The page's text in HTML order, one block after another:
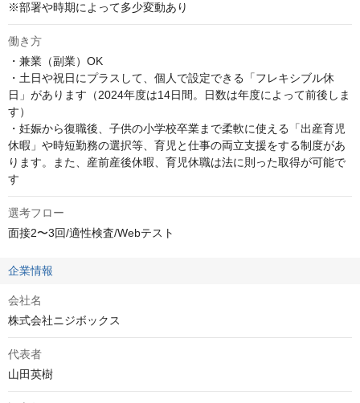
※部署や時期によって多少変動あり
働き方
・兼業（副業）OK
・土日や祝日にプラスして、個人で設定できる「フレキシブル休
日」があります（2024年度は14日間。日数は年度によって前後しま
す）
・妊娠から復職後、子供の小学校卒業まで柔軟に使える「出産育児
休暇」や時短勤務の選択等、育児と仕事の両立支援をする制度があ
ります。また、産前産後休暇、育児休職は法に則った取得が可能で
す
選考フロー
面接2〜3回/適性検査/Webテスト
企業情報
会社名
株式会社ニジボックス
代表者
山田英樹